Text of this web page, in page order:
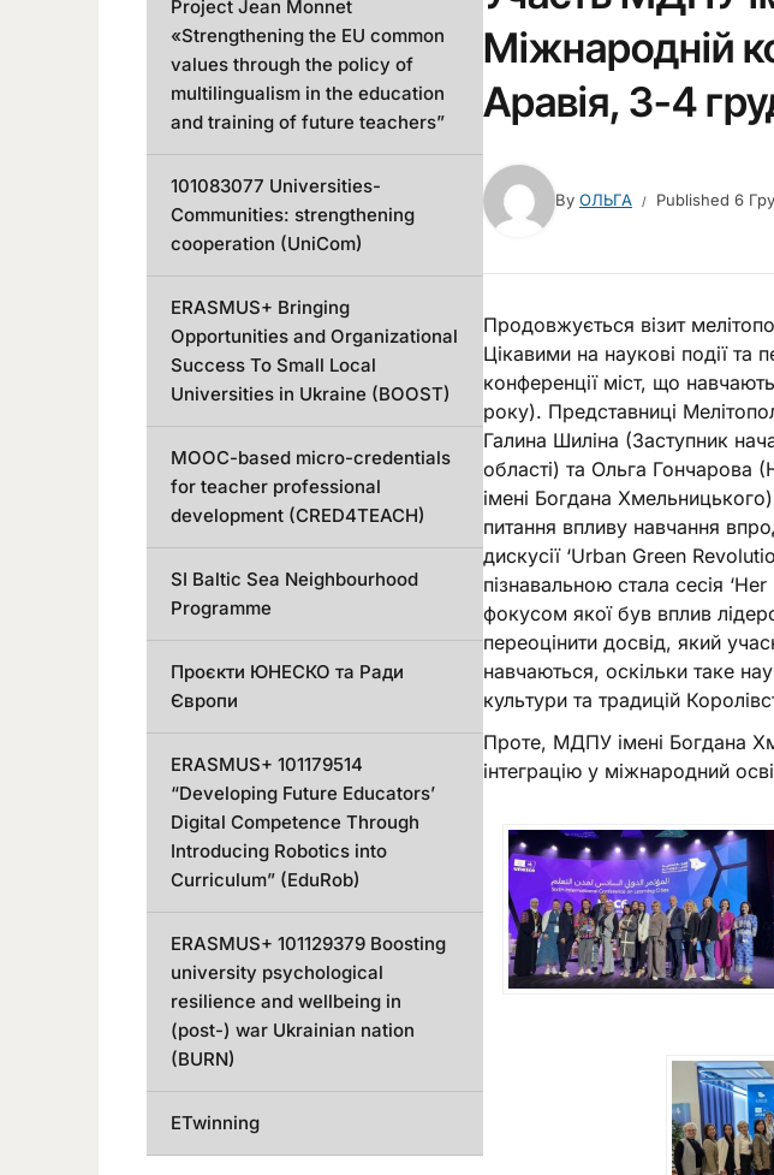
Міжнародній
Аравія, 3-4
By ОЛЬГА Published 6
Продовжується візит
Цікавими на наукові події
конференції міст, що
року). Представниці
Галина Шиліна (Заступник
області) та Ольга Гончарова
імені Богдана Хмельницького)
питання впливу навчання
дискусії ‘Urban Green
пізнавальною стала сесія
фокусом якої був вплив
переоцінити досвід, який
навчаються, оскільки таке
культури та традицій
Проте, МДПУ імені Богдана
інтеграцію у міжнародний
Project Jean Monnet
«Strengthening the EU common
values through the policy of
multilingualism in the education
and training of future teachers”
101083077 Universities-
Communities: strengthening
cooperation (UniCom)
ERASMUS+ Bringing
Opportunities and Organizational
Success To Small Local
Universities in Ukraine (BOOST)
MOOC-based micro-credentials
for teacher professional
development (CRED4TEACH)
SI Baltic Sea Neighbourhood
Programme
Проєкти ЮНЕСКО та Ради
Європи
ERASMUS+ 101179514
“Developing Future Educators’
Digital Competence Through
Introducing Robotics into
Curriculum” (EduRob)
ERASMUS+ 101129379 Boosting
university psychological
resilience and wellbeing in
(post-) war Ukrainian nation
(BURN)
ETwinning